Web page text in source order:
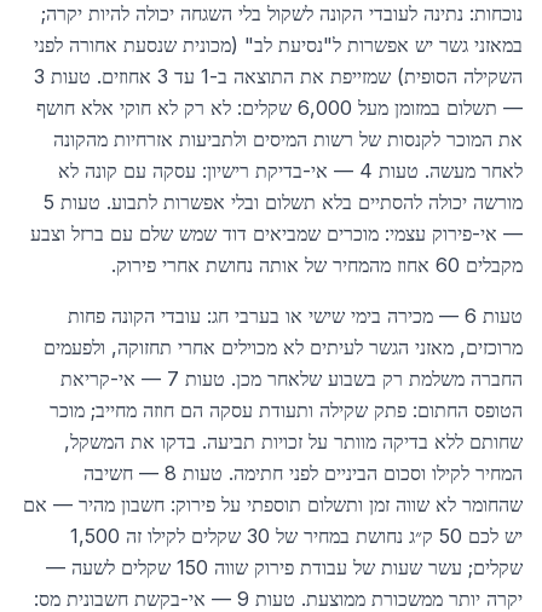
נוכחות: נתינה לעובדי הקונה לשקול בלי השגחה יכולה להיות יקרה;
במאזני גשר יש אפשרות ל"נסיעת לב" (מכונית שנסעת אחורה לפני
השקילה הסופית) שמזייפת את התוצאה ב-1 עד 3 אחוזים. טעות 3
— תשלום במזומן מעל 6,000 שקלים: לא רק לא חוקי אלא חושף
את המוכר לקנסות של רשות המיסים ולתביעות אזרחיות מהקונה
לאחר מעשה. טעות 4 — אי-בדיקת רישיון: עסקה עם קונה לא
מורשה יכולה להסתיים בלא תשלום ובלי אפשרות לתבוע. טעות 5
— אי-פירוק עצמי: מוכרים שמביאים דוד שמש שלם עם ברזל וצבע
מקבלים 60 אחוז מהמחיר של אותה נחושת אחרי פירוק.
טעות 6 — מכירה בימי שישי או בערבי חג: עובדי הקונה פחות
מרוכזים, מאזני הגשר לעיתים לא מכוילים אחרי תחזוקה, ולפעמים
החברה משלמת רק בשבוע שלאחר מכן. טעות 7 — אי-קריאת
הטופס החתום: פתק שקילה ותעודת עסקה הם חוזה מחייב; מוכר
שחותם ללא בדיקה מוותר על זכויות תביעה. בדקו את המשקל,
המחיר לקילו וסכום הביניים לפני חתימה. טעות 8 — חשיבה
שהחומר לא שווה זמן ותשלום תוספתי על פירוק: חשבון מהיר — אם
יש לכם 50 ק״ג נחושת במחיר של 30 שקלים לקילו זה 1,500
שקלים; עשר שעות של עבודת פירוק שווה 150 שקלים לשעה —
יקרה יותר ממשכורת ממוצעת. טעות 9 — אי-בקשת חשבונית מס: